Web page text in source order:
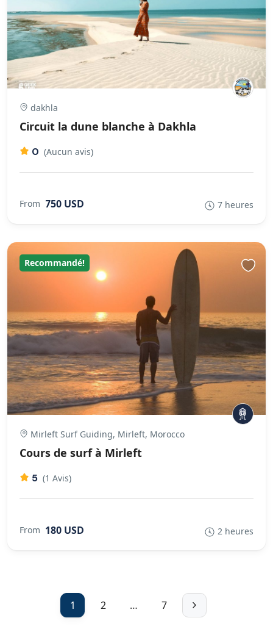
dakhla
Circuit la dune blanche à Dakhla
0 (Aucun avis)
From 750 USD 7 heures
Recommandé!
Mirleft Surf Guiding, Mirleft, Morocco
Cours de surf à Mirleft
5 (1 Avis)
From 180 USD 2 heures
1 2 … 7